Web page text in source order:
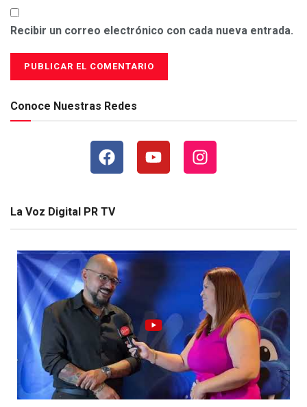
Recibir un correo electrónico con cada nueva entrada.
Conoce Nuestras Redes
La Voz Digital PR TV